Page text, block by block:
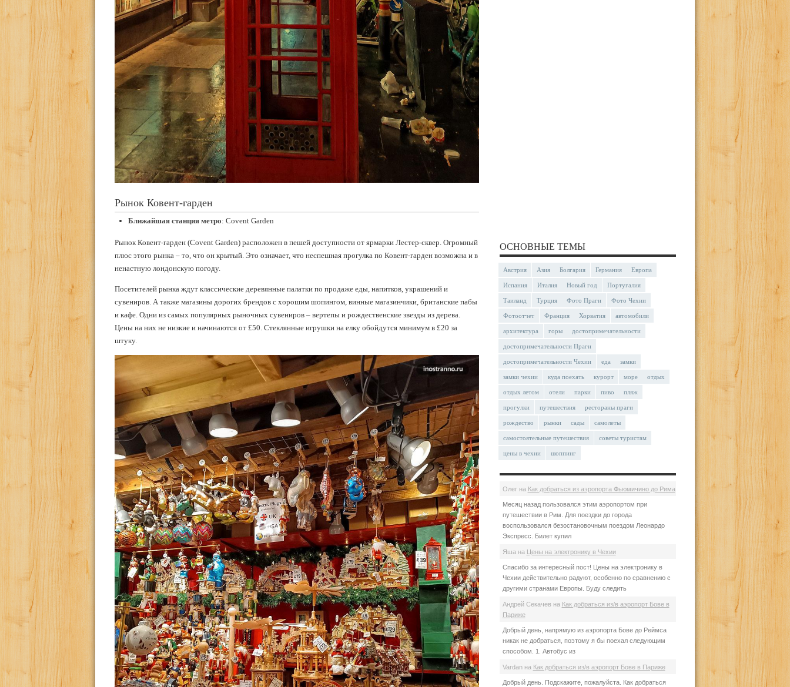
Рынок Ковент-гарден
Ближайшая станция метро: Covent Garden
Рынок Ковент-гарден (Covent Garden) расположен в пешей доступности от ярмарки Лестер-сквер. Огромный
плюс этого рынка – то, что он крытый. Это означает, что неспешная прогулка по Ковент-гарден возможна и в
ненастную лондонскую погоду.
Посетителей рынка ждут классические деревянные палатки по продаже еды, напитков, украшений и
сувениров. А также магазины дорогих брендов с хорошим шопингом, винные магазинчики, британские пабы
и кафе. Одни из самых популярных рыночных сувениров – вертепы и рождественские звезды из дерева.
Цены на них не низкие и начинаются от £50. Стеклянные игрушки на елку обойдутся минимум в £20 за
штуку.
ОСНОВНЫЕ ТЕМЫ
Австрия Азия Болгария Германия Европа
Испания Италия Новый год Португалия
Таиланд Турция Фото Праги Фото Чехии
Фотоотчет Франция Хорватия автомобили
архитектура горы достопримечательности
достопримечательности Праги
достопримечательности Чехии еда замки
замки чехии куда поехать курорт море отдых
отдых летом отели парки пиво пляж
прогулки путешествия рестораны праги
рождество рынки сады самолеты
самостоятельные путешествия советы туристам
цены в чехии шоппинг
Олегна Как добраться из аэропорта Фьюмичино до Рима
Месяц назад пользовался этим аэропортом при
путешествии в Рим. Для поездки до города
воспользовался безостановочным поездом Леонардо
Экспресс. Билет купил
Яша на Цены на электронику в Чехии
Спасибо за интересный пост! Цены на электронику в
Чехии действительно радуют, особенно по сравнению с
другими странами Европы. Буду следить
Андрей Секачев на Как добраться из/в аэропорт Бове в
Париже
Добрый день, напрямую из аэропорта Бове до Реймса
никак не добраться, поэтому я бы поехал следующим
способом. 1. Автобус из
Vardanна Как добраться из/в аэропорт Бове в Париже
Добрый день. Подскажите, пожалуйста. Как добраться